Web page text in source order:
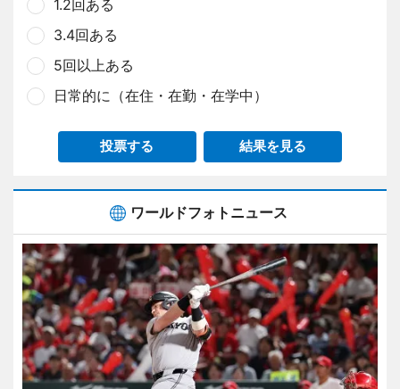
1.2回ある
3.4回ある
5回以上ある
日常的に（在住・在勤・在学中）
投票する 結果を見る
ワールドフォトニュース